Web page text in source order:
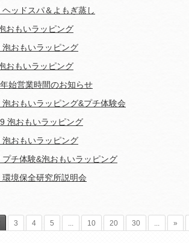
ッドスパ＆よもぎ蒸し
おもいラッピング
泡おもいラッピング
おもいラッピング
始営業時間のお知らせ
泡おもいラッピング&プチ体験会
泡おもいラッピング
泡おもいラッピング
プチ体験&泡おもいラッピング
環境保全研究所説明会
3 4 5 ... 10 20 30 ...
»